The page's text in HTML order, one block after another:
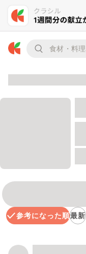
参考になった順最新